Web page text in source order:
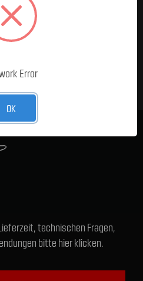
FÜR UNSEREN
AN
technischen Fragen,
bitte hier klicken.
Error
OK